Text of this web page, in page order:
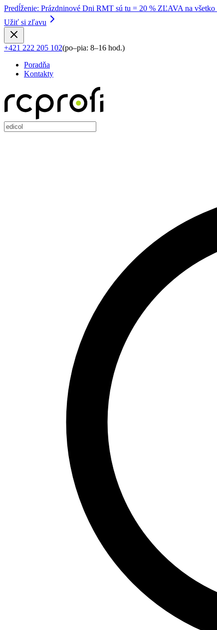
Predĺženie: Prázdninové Dni RMT sú tu = 20 % ZĽAVA na
Užiť si zľavu
+421 222 205 102(po–pia: 8–16 hod.)
Poradňa
Kontakty